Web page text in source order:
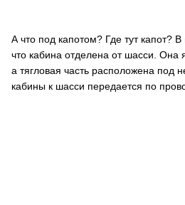
А что под капотом? Где тут капот? В
что кабина отделена от шасси. Она
а тягловая часть расположена под
кабины к шасси передается по